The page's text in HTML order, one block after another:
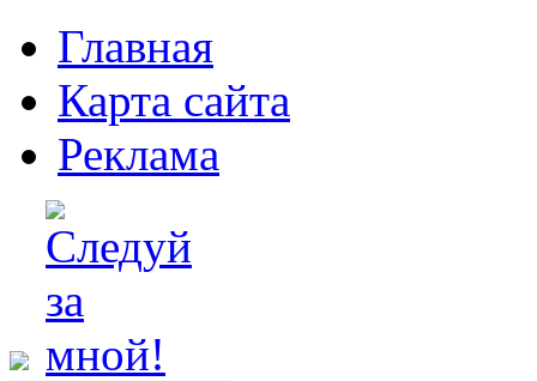
Главная
Карта сайта
Реклама